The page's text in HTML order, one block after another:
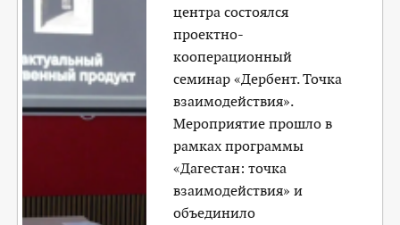
центра состоялся
проектно-
кооперационный
семинар «Дербент. Точка
взаимодействия».
Мероприятие прошло в
рамках программы
«Дагестан: точка
взаимодействия» и
объединило